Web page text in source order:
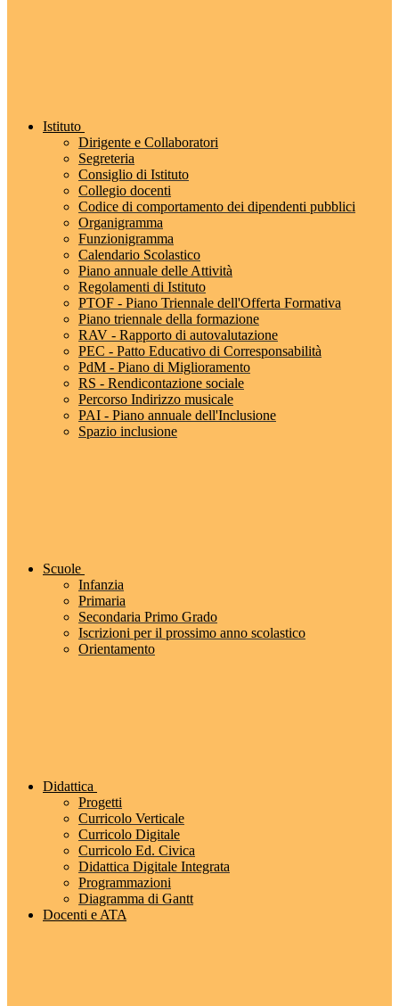
Istituto
Dirigente e Collaboratori
Segreteria
Consiglio di Istituto
Collegio docenti
Codice di comportamento dei dipendenti pubblici
Organigramma
Funzionigramma
Calendario Scolastico
Piano annuale delle Attività
Regolamenti di Istituto
PTOF - Piano Triennale dell'Offerta Formativa
Piano triennale della formazione
RAV - Rapporto di autovalutazione
PEC - Patto Educativo di Corresponsabilità
PdM - Piano di Miglioramento
RS - Rendicontazione sociale
Percorso Indirizzo musicale
PAI - Piano annuale dell'Inclusione
Spazio inclusione
Scuole
Infanzia
Primaria
Secondaria Primo Grado
Iscrizioni per il prossimo anno scolastico
Orientamento
Didattica
Progetti
Curricolo Verticale
Curricolo Digitale
Curricolo Ed. Civica
Didattica Digitale Integrata
Programmazioni
Diagramma di Gantt
Docenti e ATA